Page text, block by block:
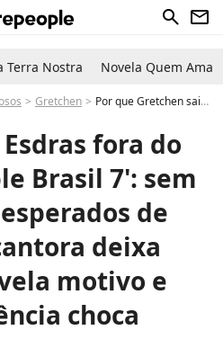
search newsletter
Terra Nostra Novela Quem Ama
Gretchen Por que Gretchen saiu do Power Couple Brasil 7? Famosa entrega motivo para deixar reality e coincidência choca
fora do
Brasil 7': sem
de
deixa
motivo e
choca